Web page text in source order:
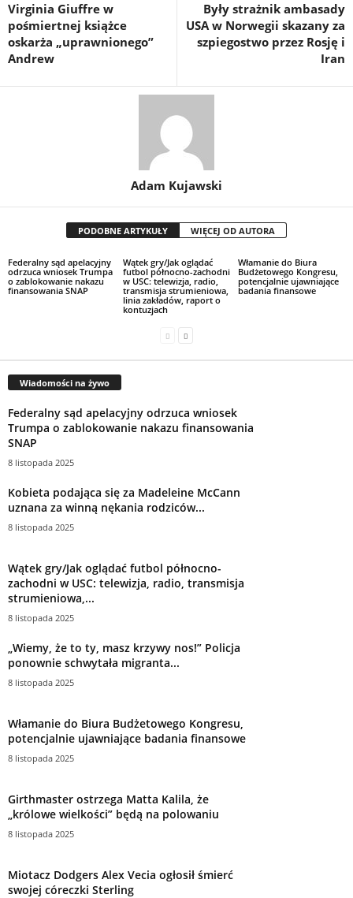
Virginia Giuffre w
pośmiertnej książce
oskarża „uprawnionego”
Andrew
Były strażnik ambasady
USA w Norwegii skazany za
szpiegostwo przez Rosję i
Iran
Adam Kujawski
PODOBNE ARTYKUŁY WIĘCEJ OD AUTORA
Federalny sąd apelacyjny
odrzuca wniosek Trumpa
o zablokowanie nakazu
finansowania SNAP
Wątek gry/Jak oglądać
futbol północno-zachodni
w USC: telewizja, radio,
transmisja strumieniowa,
linia zakładów, raport o
kontuzjach
Włamanie do Biura
Budżetowego Kongresu,
potencjalnie ujawniające
badania finansowe
Wiadomości na żywo
Federalny sąd apelacyjny odrzuca wniosek
Trumpa o zablokowanie nakazu finansowania
SNAP
8 listopada 2025
Kobieta podająca się za Madeleine McCann
uznana za winną nękania rodziców...
8 listopada 2025
Wątek gry/Jak oglądać futbol północno-
zachodni w USC: telewizja, radio, transmisja
strumieniowa,...
8 listopada 2025
„Wiemy, że to ty, masz krzywy nos!” Policja
ponownie schwytała migranta...
8 listopada 2025
Włamanie do Biura Budżetowego Kongresu,
potencjalnie ujawniające badania finansowe
8 listopada 2025
Girthmaster ostrzega Matta Kalila, że ​​
„królowe wielkości” będą na polowaniu
8 listopada 2025
Miotacz Dodgers Alex Vecia ogłosił śmierć
swojej córeczki Sterling